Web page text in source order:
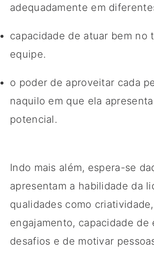
adequadamente em
capacidade de atuar bem no
equipe.
o poder de aproveitar cada
naquilo em que ela
potencial.
Indo mais além, espera-se
apresentam a habilidade da
qualidades como criatividade,
engajamento, capacidade de
desafios e de motivar